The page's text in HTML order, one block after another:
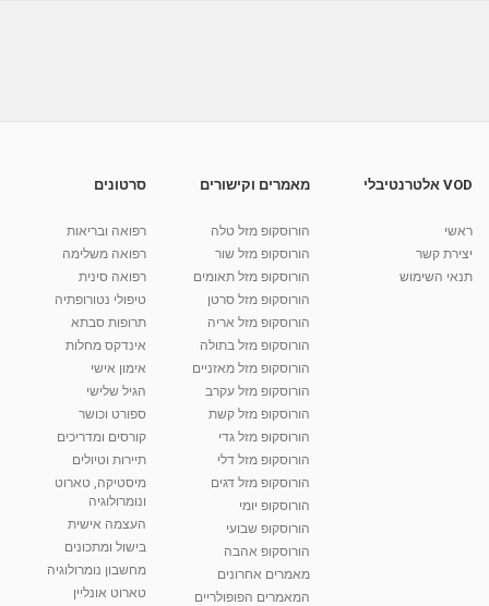
מאת vod-galit 10 שנים
10:17
קרין גורן - העוגה המתגלצ’ת ללא קמח
38.5k צפיות
01:37
יוסי שר - מתמחה בשיטת אלכסנדר וטאי צ'י
2,734 צפיות
01:46
רנה רז-גילו -טיפול אנרגטי ויעוץ רוחני - נומרולוגית
2,309 צפיות
05:37
סודות בתאריך הלידה, משמעות חודש הלידה -
ינואר זינה ליבשיץ נומרולוגית
VOD אלטרנטיבלי
ראשי
יצירת קשר
תנאי השימוש
מאמרים וקישורים
הורוסקופ מזל טלה
הורוסקופ מזל שור
הורוסקופ מזל תאומים
הורוסקופ מזל סרטן
הורוסקופ מזל אריה
הורוסקופ מזל בתולה
הורוסקופ מזל מאזניים
הורוסקופ מזל עקרב
הורוסקופ מזל קשת
הורוסקופ מזל גדי
הורוסקופ מזל דלי
הורוסקופ מזל דגים
הורוסקופ יומי
הורוסקופ שבועי
הורוסקופ אהבה
מאמרים אחרונים
המאמרים הפופולריים
סרטונים
רפואה ובריאות
רפואה משלימה
רפואה סינית
טיפולי נטורופתיה
תרופות סבתא
אינדקס מחלות
אימון אישי
הגיל שלישי
ספורט וכושר
קורסים ומדריכים
תיירות וטיולים
מיסטיקה, טארוט
ונומרולוגיה
העצמה אישית
בישול ומתכונים
מחשבון נומרולוגיה
טארוט אונליין